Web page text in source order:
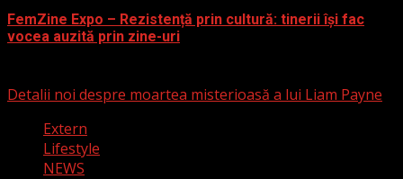
FemZine Expo – Rezistență prin cultură: tinerii își fac
vocea auzită prin zine-uri
Detalii noi despre moartea misterioasă a lui Liam Payne
Extern
Lifestyle
NEWS